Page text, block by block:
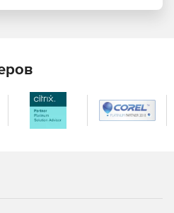
записей о вызовах.
Quality Manager
поиска, фильтрации и
записей о вызовах для
& WAN. Решение дает